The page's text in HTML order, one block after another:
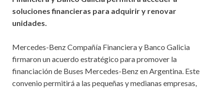
soluciones financieras para adquirir y renovar
unidades.
Mercedes-Benz Compañía Financiera y Banco Galicia
firmaron un acuerdo estratégico para promover la
financiación de Buses Mercedes-Benz en Argentina. Este
convenio permitirá a las pequeñas y medianas empresas,